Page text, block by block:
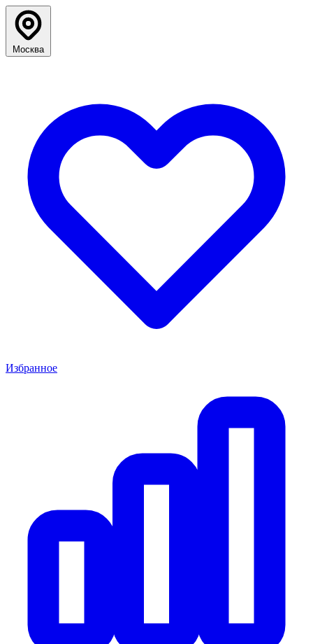
Москва
Избранное